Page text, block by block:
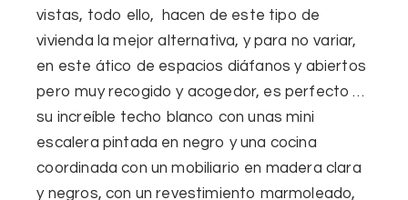
vistas, todo ello, hacen de este tipo de
vivienda la mejor alternativa, y para no variar,
en este ático de espacios diáfanos y abiertos
pero muy recogido y acogedor, es perfecto …
su increíble techo blanco con unas mini
escalera pintada en negro y una cocina
coordinada con un mobiliario en madera clara
y negros, con un revestimiento marmoleado,